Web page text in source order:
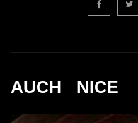
“Die
AUCH _NICE